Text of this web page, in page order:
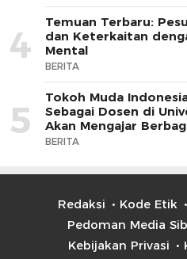
4
Temuan Terbaru:
dan Keterkaitan
Mental
BERITA
5
Tokoh Muda
Sebagai Dosen di
Akan Mengajar
BERITA
Redaksi Kode Etik
Pedoman Media
Kebijakan Privasi